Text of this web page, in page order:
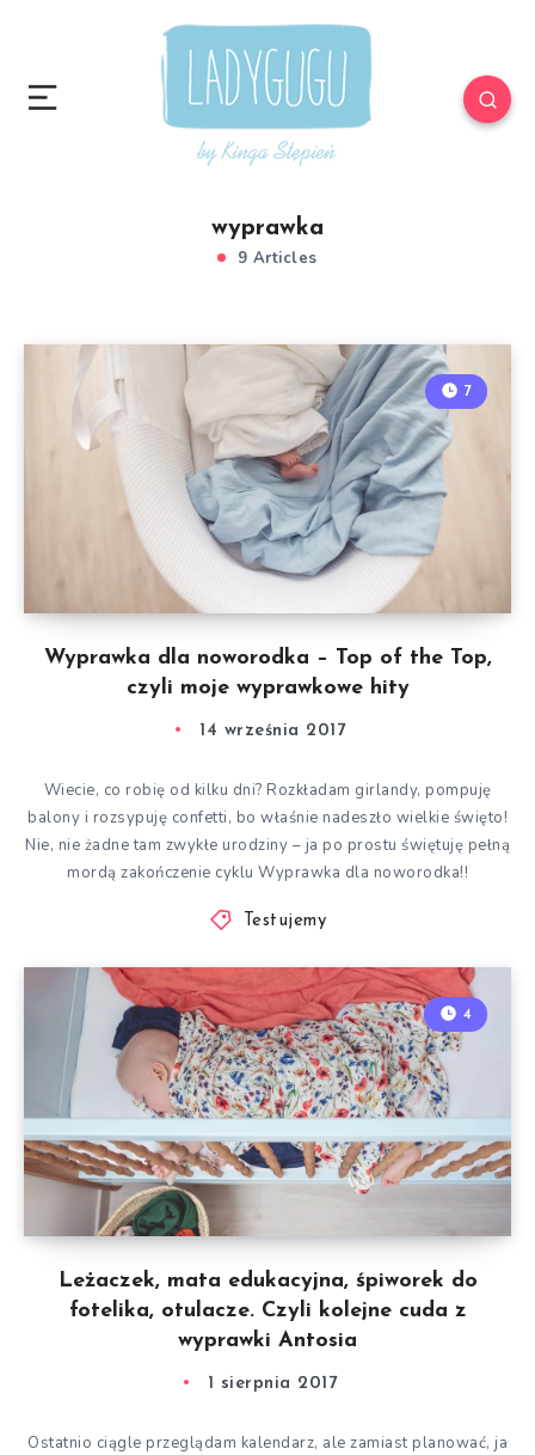
wyprawka
9 Articles
Wyprawka dla noworodka – Top of the Top,
czyli moje wyprawkowe hity
7
14 września 2017
Wiecie, co robię od kilku dni? Rozkładam girlandy, pompuję
balony i rozsypuję confetti, bo właśnie nadeszło wielkie święto!
Nie, nie żadne tam zwykłe urodziny – ja po prostu świętuję pełną
mordą zakończenie cyklu Wyprawka dla noworodka!!
Testujemy
Leżaczek, mata edukacyjna, śpiworek do
fotelika, otulacze. Czyli kolejne cuda z
wyprawki Antosia
4
1 sierpnia 2017
Ostatnio ciągle przeglądam kalendarz, ale zamiast planować, ja